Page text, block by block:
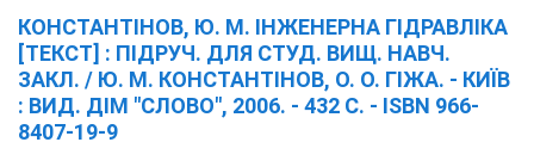
КОНСТАНТІНОВ, Ю. М. ІНЖЕНЕРНА ГІДРАВЛІКА
[ТЕКСТ] : ПІДРУЧ. ДЛЯ СТУД. ВИЩ. НАВЧ.
ЗАКЛ. / Ю. М. КОНСТАНТІНОВ, О. О. ГІЖА. - КИЇВ
: ВИД. ДІМ "СЛОВО", 2006. - 432 С. - ISBN 966-
8407-19-9